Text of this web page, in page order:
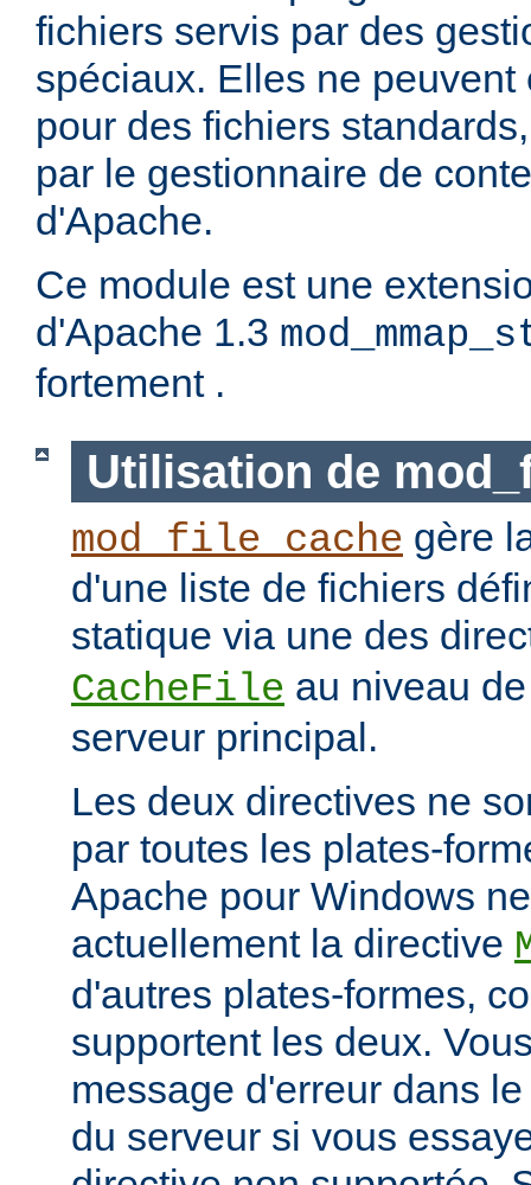
fichiers servis par des
spéciaux. Elles ne
pour des fichiers
par le gestionnaire de
d'Apache.
Ce module est une
d'Apache 1.3
fortement .
Utilisation de
mod_file_cache gère
d'une liste de fichiers
statique via une des
CacheFile au niveau
serveur principal.
Les deux directives ne
par toutes les plates-
Apache pour Windows
actuellement la directive
d'autres plates-formes,
supportent les deux.
message d'erreur dans
du serveur si vous